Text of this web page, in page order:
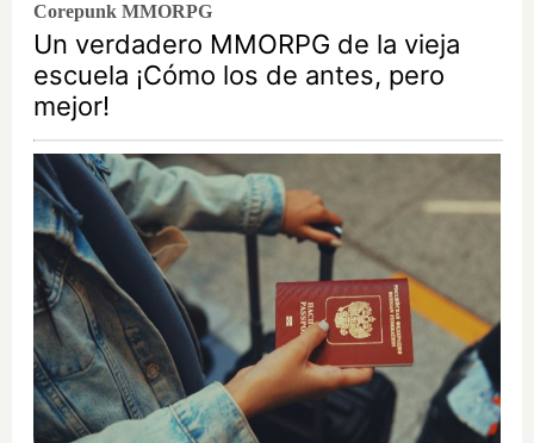
Corepunk MMORPG
Un verdadero MMORPG de la vieja
escuela ¡Cómo los de antes, pero
mejor!